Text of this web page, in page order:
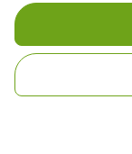
Handige
|